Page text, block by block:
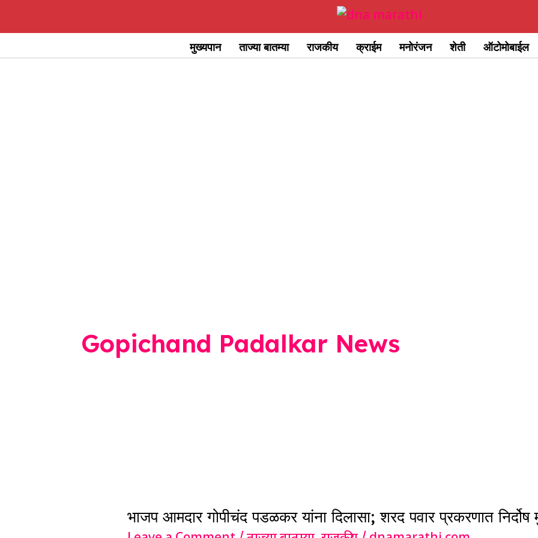
to
मुख्यपान ताज्या बातम्या राजकीय क्राईम मनोरंजन शेती ऑटोमोबाईल
Gopichand Padalkar News
भाजप आमदार गोपीचंद पडळकर यांना दिलासा; शरद पवार प्रकरणात निर्दोष
गोपीचंद